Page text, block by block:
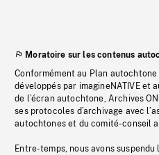
Moratoire sur les contenus
Conformément au Plan autochtone
développés par imagineNATIVE et
de l’écran autochtone, Archives
ses protocoles d’archivage avec
autochtones et du comité-conseil
Entre-temps, nous avons